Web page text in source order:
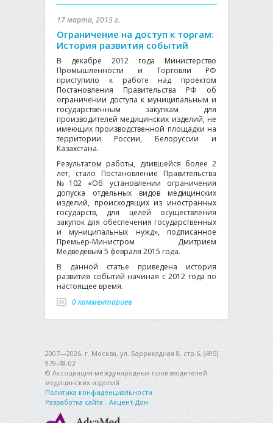
17 марта, 2015 г.
Ограничение на доступ к торгам:
История развития событий
В декабре 2012 года Министерство
Промышленности и Торговли РФ
приступило к работе над проектом
Постановления Правительства РФ об
ограничении доступа к муниципальным и
государственным закупкам для
производителей медицинских изделий, не
имеющих производственной площадки на
территории России, Белоруссии и
Казахстана.
Результатом работы, длившейся более 2
лет, стало Постановление Правительства
№102 «Об установлении ограничения
допуска отдельных видов медицинских
изделий, происходящих из иностранных
государств, для целей осуществления
закупок для обеспечения государственных
и муниципальных нужд», подписанное
Премьер-Министром Дмитрием
Медведевым 5 февраля 2015 года.
В данной статье приведена история
развития событий начиная с 2012 года по
настоящее время.
0 комментариев
2007—2026, г. Москва, ул. Баррикадная 8, стр.6, (495)
979-48-03
© Ассоциация международных производителей
медицинских изделий
Политика конфиденциальности
Разработка сайта - Акцент-Дон